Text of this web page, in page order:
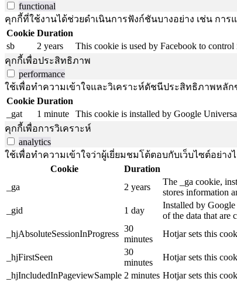
functional
คุกกี้ที่ใช้งานได้ช่วยดำเนินการฟังก์ชันบางอย่าง เช่น ก
Cookie Duration
sb
2 years
This cookie is used by Facebook to control
คุกกี้เพื่อประสิทธิภาพ
performance
ใช้เพื่อทำความเข้าใจและวิเคราะห์ดัชนีประสิทธิภาพหลั
Cookie Duration
_gat
1 minute
This cookie is installed by Google
คุกกี้เพื่อการวิเคราะห์
analytics
ใช้เพื่อทำความเข้าใจว่าผู้เยี่ยมชมโต้ตอบกับเว็บไซต์อย่
Cookie
Duration
_ga
2 years
The _ga cookie,
stores information
_gid
1 day
Installed by
of the data that are
_hjAbsoluteSessionInProgress
30
minutes
Hotjar sets this
_hjFirstSeen
30
minutes
Hotjar sets this
_hjIncludedInPageviewSample 2 minutes Hotjar sets this